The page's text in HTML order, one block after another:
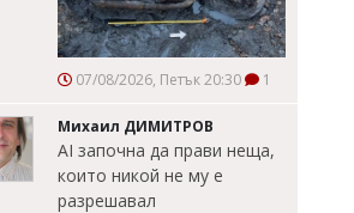
07/08/2026, Петък 20:30 1
Михаил ДИМИТРОВ
AI започна да прави неща,
които никой не му е
разрешавал